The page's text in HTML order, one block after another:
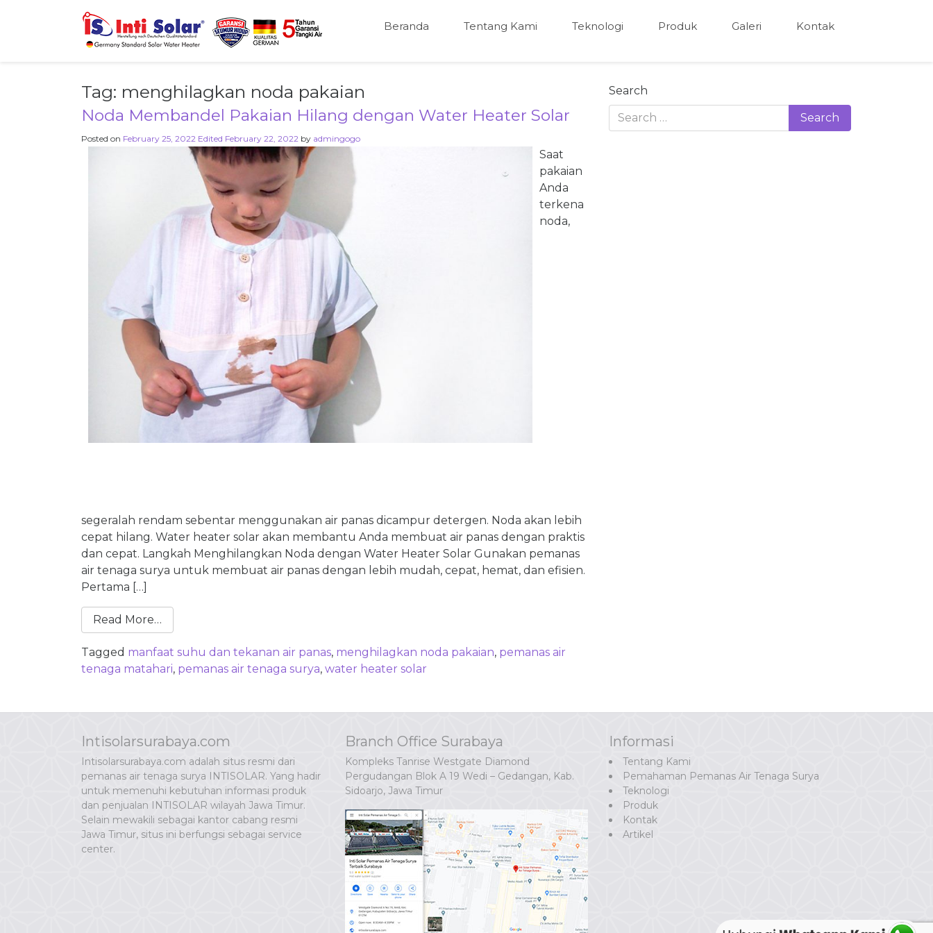
Beranda Tentang Kami Teknologi Produk Galeri Kontak
Tag: menghilagkan noda pakaian
Noda Membandel Pakaian Hilang dengan Water Heater Solar
Posted on February 25, 2022 Edited February 22, 2022 by admingogo
Saat
pakaian
Anda
terkena
noda,
segeralah rendam sebentar menggunakan air panas dicampur detergen. Noda akan lebih
cepat hilang. Water heater solar akan membantu Anda membuat air panas dengan praktis
dan cepat. Langkah Menghilangkan Noda dengan Water Heater Solar Gunakan pemanas
air tenaga surya untuk membuat air panas dengan lebih mudah, cepat, hemat, dan efisien.
Pertama […]
Read More…
Tagged manfaat suhu dan tekanan air panas, menghilagkan noda pakaian, pemanas air
tenaga matahari, pemanas air tenaga surya, water heater solar
Search
Intisolarsurabaya.com
Intisolarsurabaya.com adalah situs resmi dari
pemanas air tenaga surya INTISOLAR. Yang hadir
untuk memenuhi kebutuhan informasi produk
dan penjualan INTISOLAR wilayah Jawa Timur.
Selain mewakili sebagai kantor cabang resmi
Jawa Timur, situs ini berfungsi sebagai service
center.
Branch Office Surabaya
Kompleks Tanrise Westgate Diamond
Pergudangan Blok A 19 Wedi – Gedangan, Kab.
Sidoarjo, Jawa Timur
Informasi
Tentang Kami
Pemahaman Pemanas Air Tenaga Surya
Teknologi
Produk
Kontak
Artikel